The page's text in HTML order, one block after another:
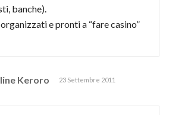
banche).
e pronti a “fare casino”
Keroro 23 Settembre 2011